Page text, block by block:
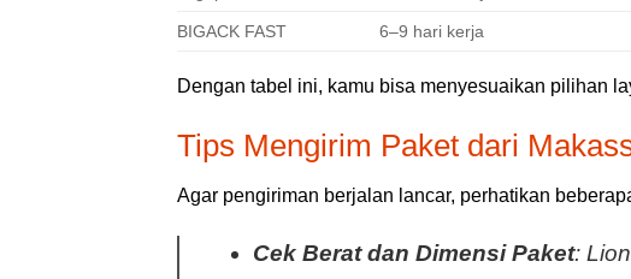
BIGACK FAST 6–9 hari kerja
Dengan tabel ini, kamu bisa menyesuaikan pilihan
Tips Mengirim Paket dari
Agar pengiriman berjalan lancar, perhatikan
Cek Berat dan Dimensi Paket: